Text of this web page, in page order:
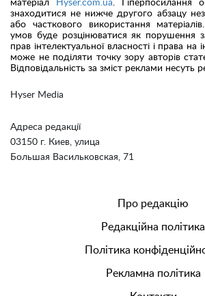
Hyser Media
Адреса редакції
03150 г. Киев, улица
Большая Васильковская, 71
матеріал
Hyser.com.ua . Гіперпосилання
знаходитися не нижче другого абзацу
або часткового використання
умов буде розцінюватися як порушення
прав інтелектуальної власності і права на
може не поділяти точку зору авторів
Відповідальність за зміст реклами несуть
Про редакцію
Редакційна політика
Політика
Рекламна політика